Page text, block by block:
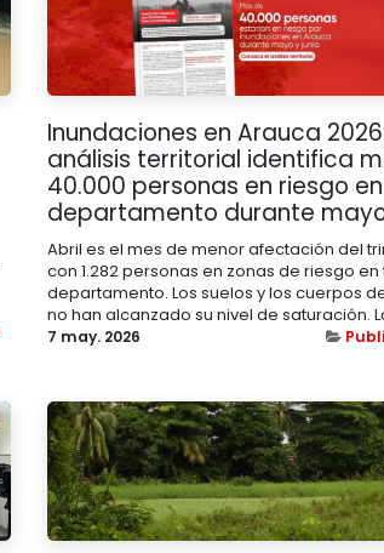
Inundaciones en Arauca
análisis territorial identifica
40.000 personas en riesgo
departamento durante
Abril es el mes de menor afectación del
con 1.282 personas en zonas de riesgo
departamento. Los suelos y los cuerpos
no han alcanzado su nivel de saturación.
7 may. 2026